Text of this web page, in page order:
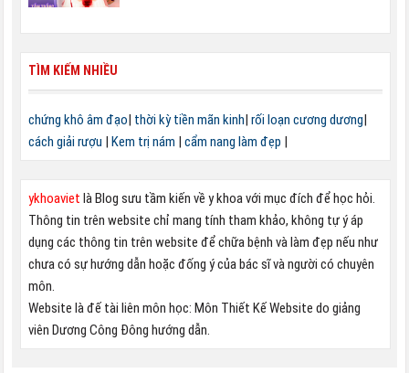
TÌM KIẾM NHIỀU
chứng khô âm đạo| thời kỳ tiền mãn kinh| rối loạn cương dương|
cách giải rượu | Kem trị nám | cẩm nang làm đẹp |
ykhoaviet là Blog sưu tầm kiến về y khoa với mục đích để học hỏi.
Thông tin trên website chỉ mang tính tham khảo, không tự ý áp
dụng các thông tin trên website để chữa bệnh và làm đẹp nếu như
chưa có sự hướng dẫn hoặc đống ý của bác sĩ và người có chuyên
môn.
Website là đế tài liên môn học: Môn Thiết Kế Website do giảng
viên Dương Công Đông hướng dẫn.